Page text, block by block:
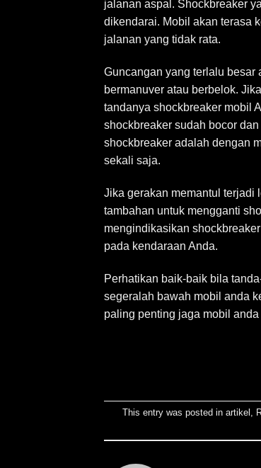
jalanan aspal. Shockbreaker
dikendarai. Mobil akan terasa
jalanan yang tidak rata.
Guncangan yang terlalu
bermanuver atau berbelok.
tandanya shockbreaker mobil
shockbreaker sudah bocor
shockbreaker adalah dengan
sekali saja.
Jika gerakan memantul terjadi
tambahan untuk mengganti
mengindikasikan
pada kendaraan Anda.
Perhatikan baik-baik bila
segeralah bawah mobil anda
paling penting jaga mobil
This entry was posted inartikel